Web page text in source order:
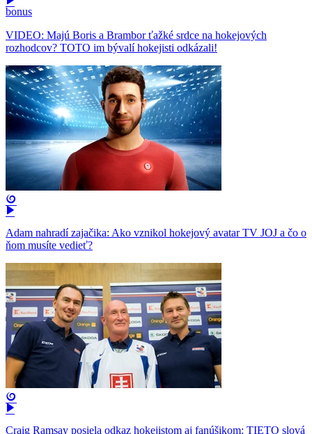
bonus
VIDEO: Majú Boris a Brambor ťažké srdce na hokejových
rozhodcov? TOTO im bývalí hokejisti odkázali!
Adam nahradí zajačika: Ako vznikol hokejový avatar TV JOJ a čo o
ňom musíte vedieť?
Craig Ramsay posiela odkaz hokejistom aj fanúšikom: TIETO slová